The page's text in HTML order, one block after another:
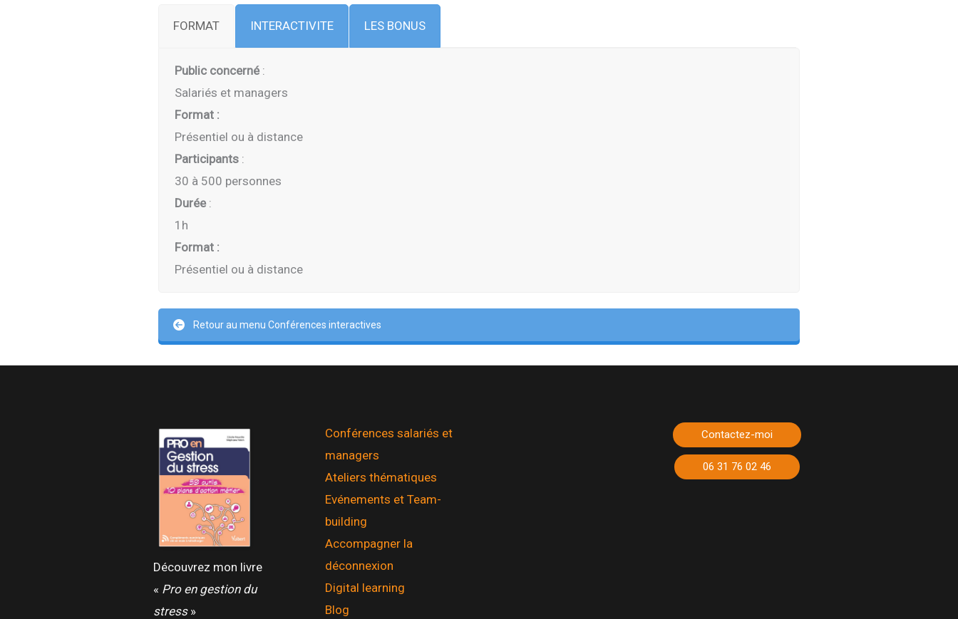
FORMAT INTERACTIVITE LES BONUS
Public concerné:
Salariés et managers
Format :
Présentiel ou à distance
Participants :
30 à 500 personnes
Durée:
1h
Format :
Présentiel ou à distance
Retour au menu Conférences interactives
Découvrez mon livre
« Pro en gestion du
stress»
Conférences salariés et
managers
Ateliers thématiques
Evénements et Team-
building
Accompagner la
déconnexion
Digital learning
Blog
Contactez-moi
06 31 76 02 46